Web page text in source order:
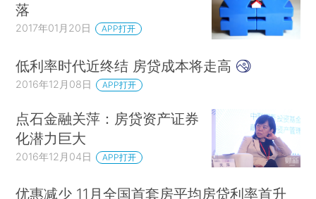
落
2017年01月20日 APP打开
低利率时代近终结 房贷成本将走高
2016年12月08日 APP打开
点石金融关萍：房贷资产证券
化潜力巨大
2016年12月04日 APP打开
优惠减少 11月全国首套房平均房贷利率首升